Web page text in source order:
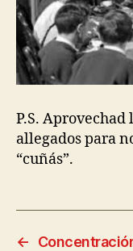
P.S.
allegados para
“cuñás”.
←